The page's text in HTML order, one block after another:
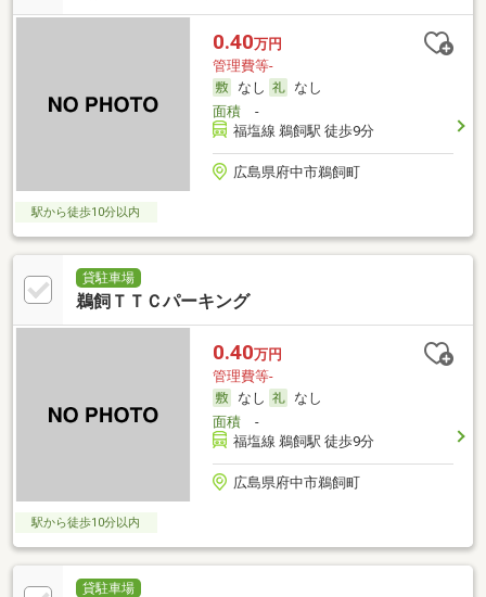
0.40万円
管理費等-
なし
なし
面積-
福塩線 鵜飼駅 徒歩9分
広島県府中市鵜飼町
駅から徒歩10分以内
貸駐車場
鵜飼ＴＴＣパーキング
0.40万円
管理費等-
なし
なし
面積-
福塩線 鵜飼駅 徒歩9分
広島県府中市鵜飼町
駅から徒歩10分以内
貸駐車場